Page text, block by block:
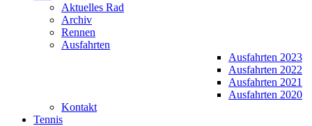
Aktuelles Rad
Archiv
Rennen
Ausfahrten
Ausfahrten 2023
Ausfahrten 2022
Ausfahrten 2021
Ausfahrten 2020
Kontakt
Tennis